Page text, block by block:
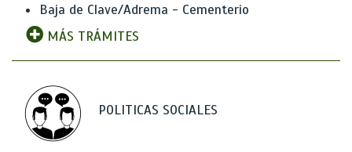
Baja de Clave/Adrema - Cementerio
MÁS TRÁMITES
POLITICAS SOCIALES